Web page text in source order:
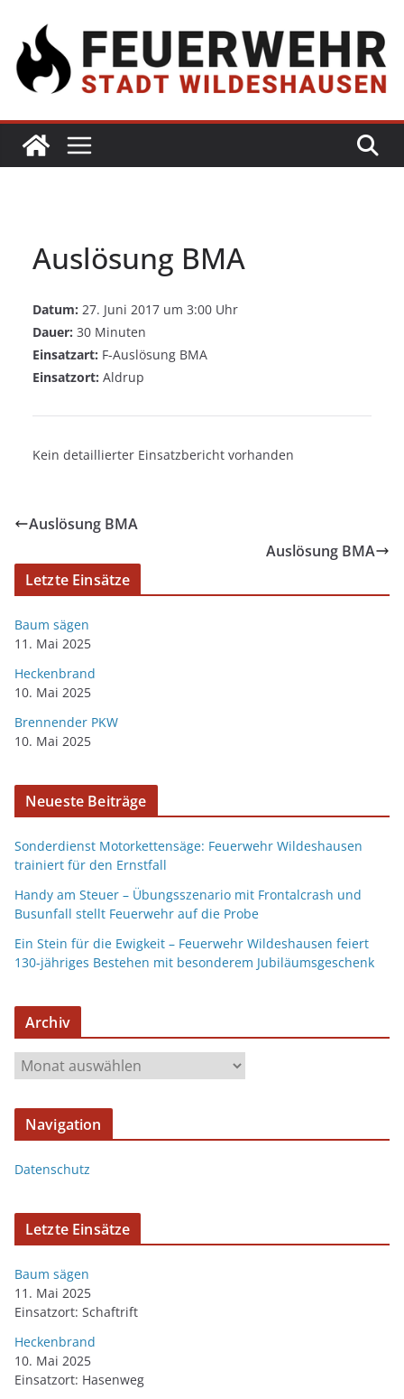
Auslösung BMA
Datum: 27. Juni 2017 um 3:00 Uhr
Dauer: 30 Minuten
Einsatzart: F-Auslösung BMA
Einsatzort: Aldrup
Kein detaillierter Einsatzbericht vorhanden
Auslösung BMA
Auslösung BMA
Letzte Einsätze
Baum sägen
11. Mai 2025
Heckenbrand
10. Mai 2025
Brennender PKW
10. Mai 2025
Neueste Beiträge
Sonderdienst Motorkettensäge: Feuerwehr Wildeshausen
trainiert für den Ernstfall
Handy am Steuer – Übungsszenario mit Frontalcrash und
Busunfall stellt Feuerwehr auf die Probe
Ein Stein für die Ewigkeit – Feuerwehr Wildeshausen feiert
130-jähriges Bestehen mit besonderem Jubiläumsgeschenk
Archiv
Navigation
Datenschutz
Letzte Einsätze
Baum sägen
11. Mai 2025
Einsatzort: Schaftrift
Heckenbrand
10. Mai 2025
Einsatzort: Hasenweg